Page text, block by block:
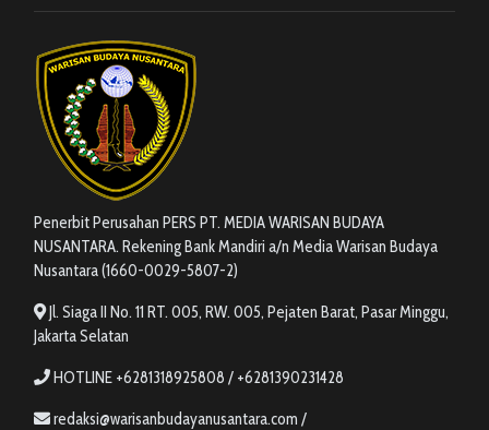
Penerbit Perusahan PERS PT. MEDIA WARISAN BUDAYA
NUSANTARA. Rekening Bank Mandiri a/n Media Warisan Budaya
Nusantara (1660-0029-5807-2)
Jl. Siaga II No. 11 RT. 005, RW. 005, Pejaten Barat, Pasar Minggu,
Jakarta Selatan
HOTLINE +6281318925808 / +6281390231428
redaksi@warisanbudayanusantara.com /